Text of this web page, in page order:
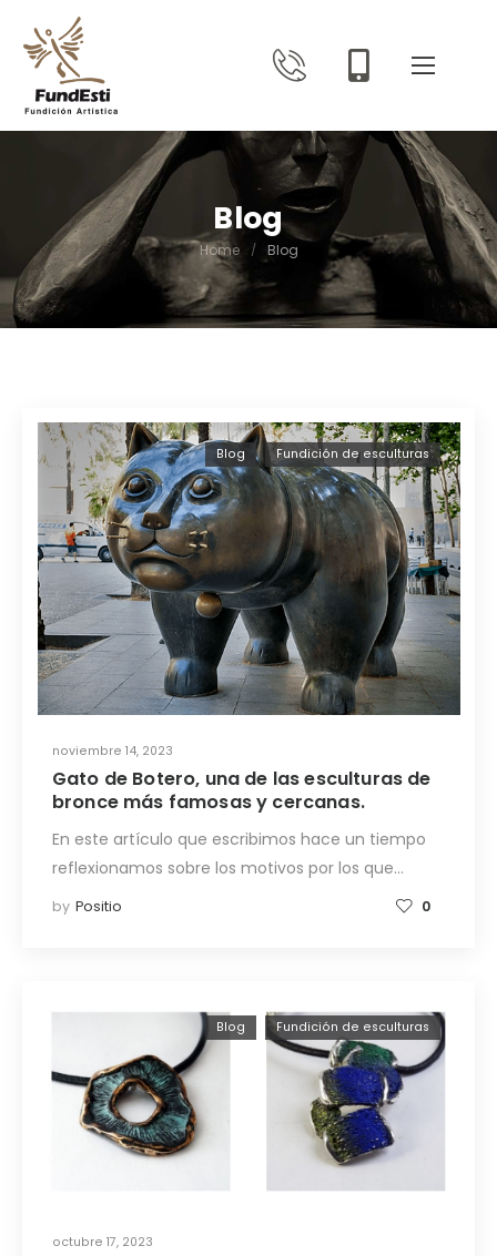
Blog
Home / Blog
noviembre 14, 2023
Blog Fundición de esculturas
Gato de Botero, una de las esculturas de
bronce más famosas y cercanas.
En este artículo que escribimos hace un tiempo
reflexionamos sobre los motivos por los que…
by Positio 0
octubre 17, 2023
Blog Fundición de esculturas